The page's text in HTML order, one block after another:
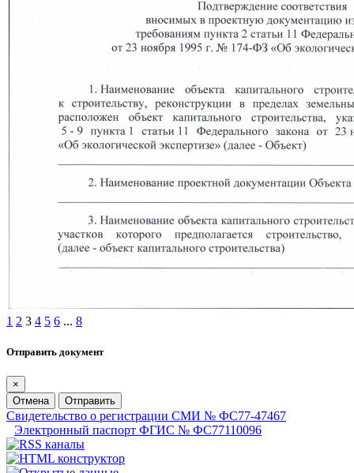
1 2 3 4 5 6 ... 8
Отправить документ
×
Отмена
Отправить
Свидетельство о регистрации СМИ № ФС77-47467
Электронный паспорт ФГИС № ФС77110096